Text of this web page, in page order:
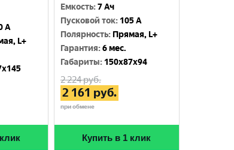
A
L+
Емкость:7 Ач
Пусковой ток: 105 A
Полярность: Прямая, L+
Гарантия:6 мес.
Габариты: 150x87x94
2 224руб.
2 161 руб.
при обмене
Купить в 1 клик